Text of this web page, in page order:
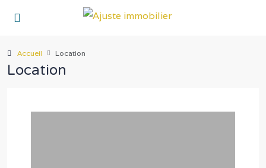
Accueil Location
Location